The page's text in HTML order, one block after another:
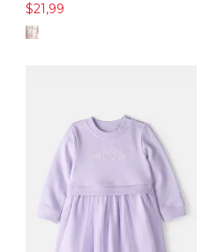
$21,99